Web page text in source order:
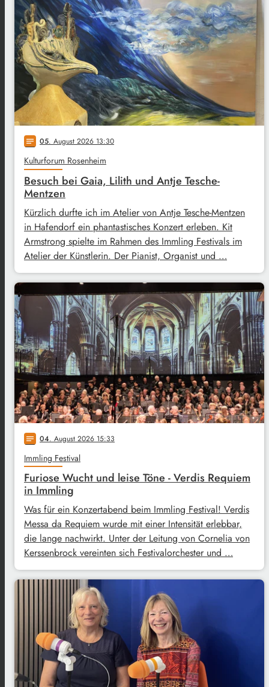
notes 05. August 2026 13:30
Kulturforum Rosenheim
Besuch bei Gaia, Lilith und Antje Tesche-
Mentzen
Kürzlich durfte ich im Atelier von Antje Tesche-Mentzen
in Hafendorf ein phantastisches Konzert erleben. Kit
Armstrong spielte im Rahmen des Immling Festivals im
Atelier der Künstlerin. Der Pianist, Organist und …
notes 04. August 2026 15:33
Immling Festival
Furiose Wucht und leise Töne - Verdis Requiem
in Immling
Was für ein Konzertabend beim Immling Festival! Verdis
Messa da Requiem wurde mit einer Intensität erlebbar,
die lange nachwirkt. Unter der Leitung von Cornelia von
Kerssenbrock vereinten sich Festivalorchester und …